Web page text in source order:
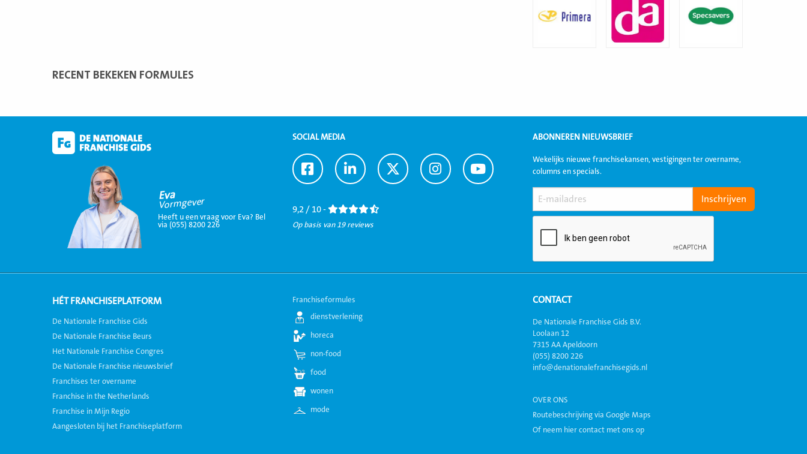
meer
RECENT BEKEKEN FORMULES
Eva
Vormgever
Heeft u een vraag voor Eva? Bel
via (055) 8200 226
SOCIAL MEDIA
Ga
naar
Ga
naar
Ga
naar
Ga
naar
Ga
naar
9,2 / 10 -
Op basis van 19 reviews
ABONNEREN NIEUWSBRIEF
Wekelijks nieuwe franchisekansen, vestigingen ter overname,
columns en specials.
HÉT FRANCHISEPLATFORM
De Nationale Franchise Gids
De Nationale Franchise Beurs
Het Nationale Franchise Congres
De Nationale Franchise nieuwsbrief
Franchises ter overname
Franchise in the Netherlands
Franchise in Mijn Regio
Aangesloten bij het Franchiseplatform
Franchiseformules
dienstverlening
horeca
non-food
food
wonen
mode
CONTACT
De Nationale Franchise Gids B.V.
Loolaan 12
7315 AA Apeldoorn
(055) 8200 226
info@denationalefranchisegids.nl
OVER ONS
Routebeschrijving via Google Maps
Of neem hier contact met ons op